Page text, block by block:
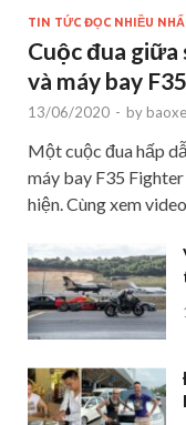
TIN TỨC ĐỌC NHIỀU
Cuộc đua giữa
và máy bay
13/06/2020 - by
Một cuộc đua hấp
máy bay F35
hiện. Cùng xem